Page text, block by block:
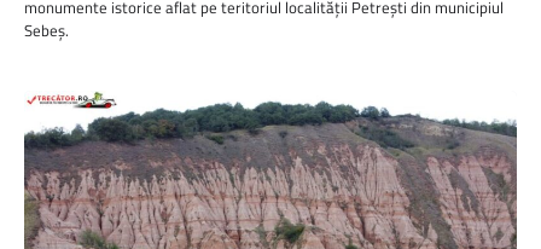
monumente istorice aflat pe teritoriul localității Petrești din municipiul
Sebeș.